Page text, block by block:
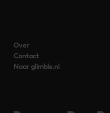
Over
Contact
Naar glimble.nl